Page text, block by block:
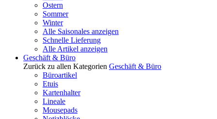
Ostern
Sommer
Winter
Alle Saisonales anzeigen
Schnelle Lieferung
Alle Artikel anzeigen
Geschäft & Büro
Zurück zu allen Kategorien Geschäft & Büro
Büroartikel
Etuis
Kartenhalter
Lineale
Mousepads